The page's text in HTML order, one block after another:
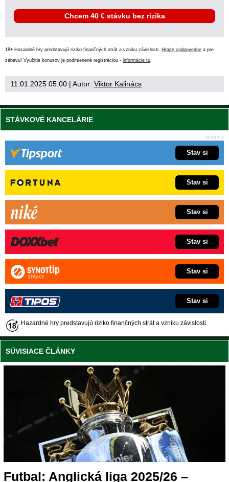
Chcem 40 € stávku bez rizika
18+ Hazardné hry predstavujú riziko finančných strát a vzniku závislosti. Hrajte zodpovedne a pre
zábavu! Využitie bonusov je podmienené registráciou - informácie tu.
11.01.2025 05:00 | Autor: Viktor Kalinács
STÁVKOVÉ KANCELÁRIE
Stav si
Stav si
Stav si
Stav si
Stav si
Stav si
Hazardné hry predstavujú riziko finančných strát a vzniku závislosti.
SÚVISIACE ČLÁNKY
Futbal: Anglická liga 2025/26 –